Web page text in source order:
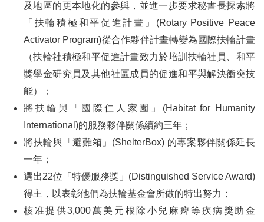
及地區的更本地化的參與，並進一步要求秘書長探索將
「扶輪積極和平促進計畫」(Rotary Positive Peace
Activator Program)從合作夥伴計畫轉變為國際扶輪計畫
（扶輪社積極和平促進計畫致力於培訓扶輪社員、和平
獎學金研究員及其他社區成員的促進和平與解決衝突技
能）；
將扶輪與「國際仁人家園」(Habitat for Humanity
International)的服務夥伴關係續約三年；
將扶輪與「避難箱」(ShelterBox) 的專案夥伴關係延長
一年；
選出22位「特優服務獎」(Distinguished Service Award)
得主，以表彰他們為扶輪基金會所做的特出努力；
核准提供3,000萬美元根除小兒麻痺等疾病獎助金